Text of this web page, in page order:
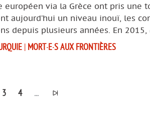
européen via la Grèce ont pris une
aujourd’hui un niveau inouï, les
depuis plusieurs années. En 2015,
| MORT·E·S AUX FRONTIÈRES
3 4 ...